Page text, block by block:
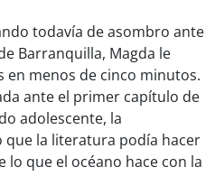
todavía de asombro ante
Barranquilla, Magda le
en menos de cinco minutos.
ante el primer capítulo de
adolescente, la
la literatura podía hacer
lo que el océano hace con la